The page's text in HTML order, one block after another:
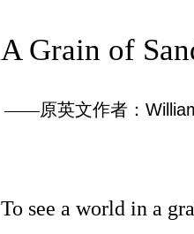
A Grain of
——原英文作者：
To see a world in a